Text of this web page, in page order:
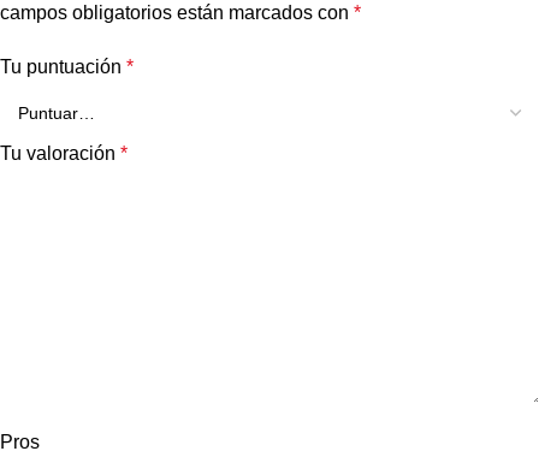
campos obligatorios están marcados con *
Tu puntuación *
Tu valoración *
Pros